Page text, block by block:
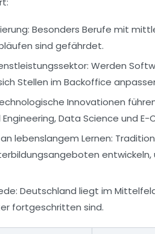
Besonders Berufe mit
sind gefährdet.
Werden
Stellen im Backoffice
Innovationen
Data Science und
lebenslangem Lernen:
Deutschland liegt im
fortgeschritten sind.